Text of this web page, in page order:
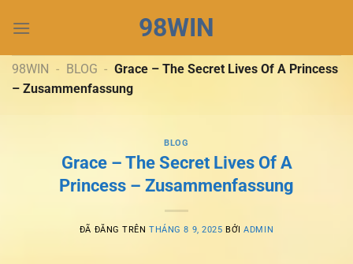
đến
dung
98WIN
98WIN - BLOG - Grace – The Secret Lives Of A Princess
– Zusammenfassung
BLOG
Grace – The Secret Lives Of A
Princess – Zusammenfassung
ĐÃ ĐĂNG TRÊNTHÁNG 8 9, 2025 BỞIADMIN